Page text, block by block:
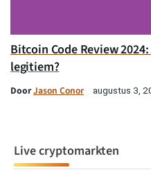
Bitcoin Code Review
legitiem?
DoorJason Conor augustus 3,
Live cryptomarkten